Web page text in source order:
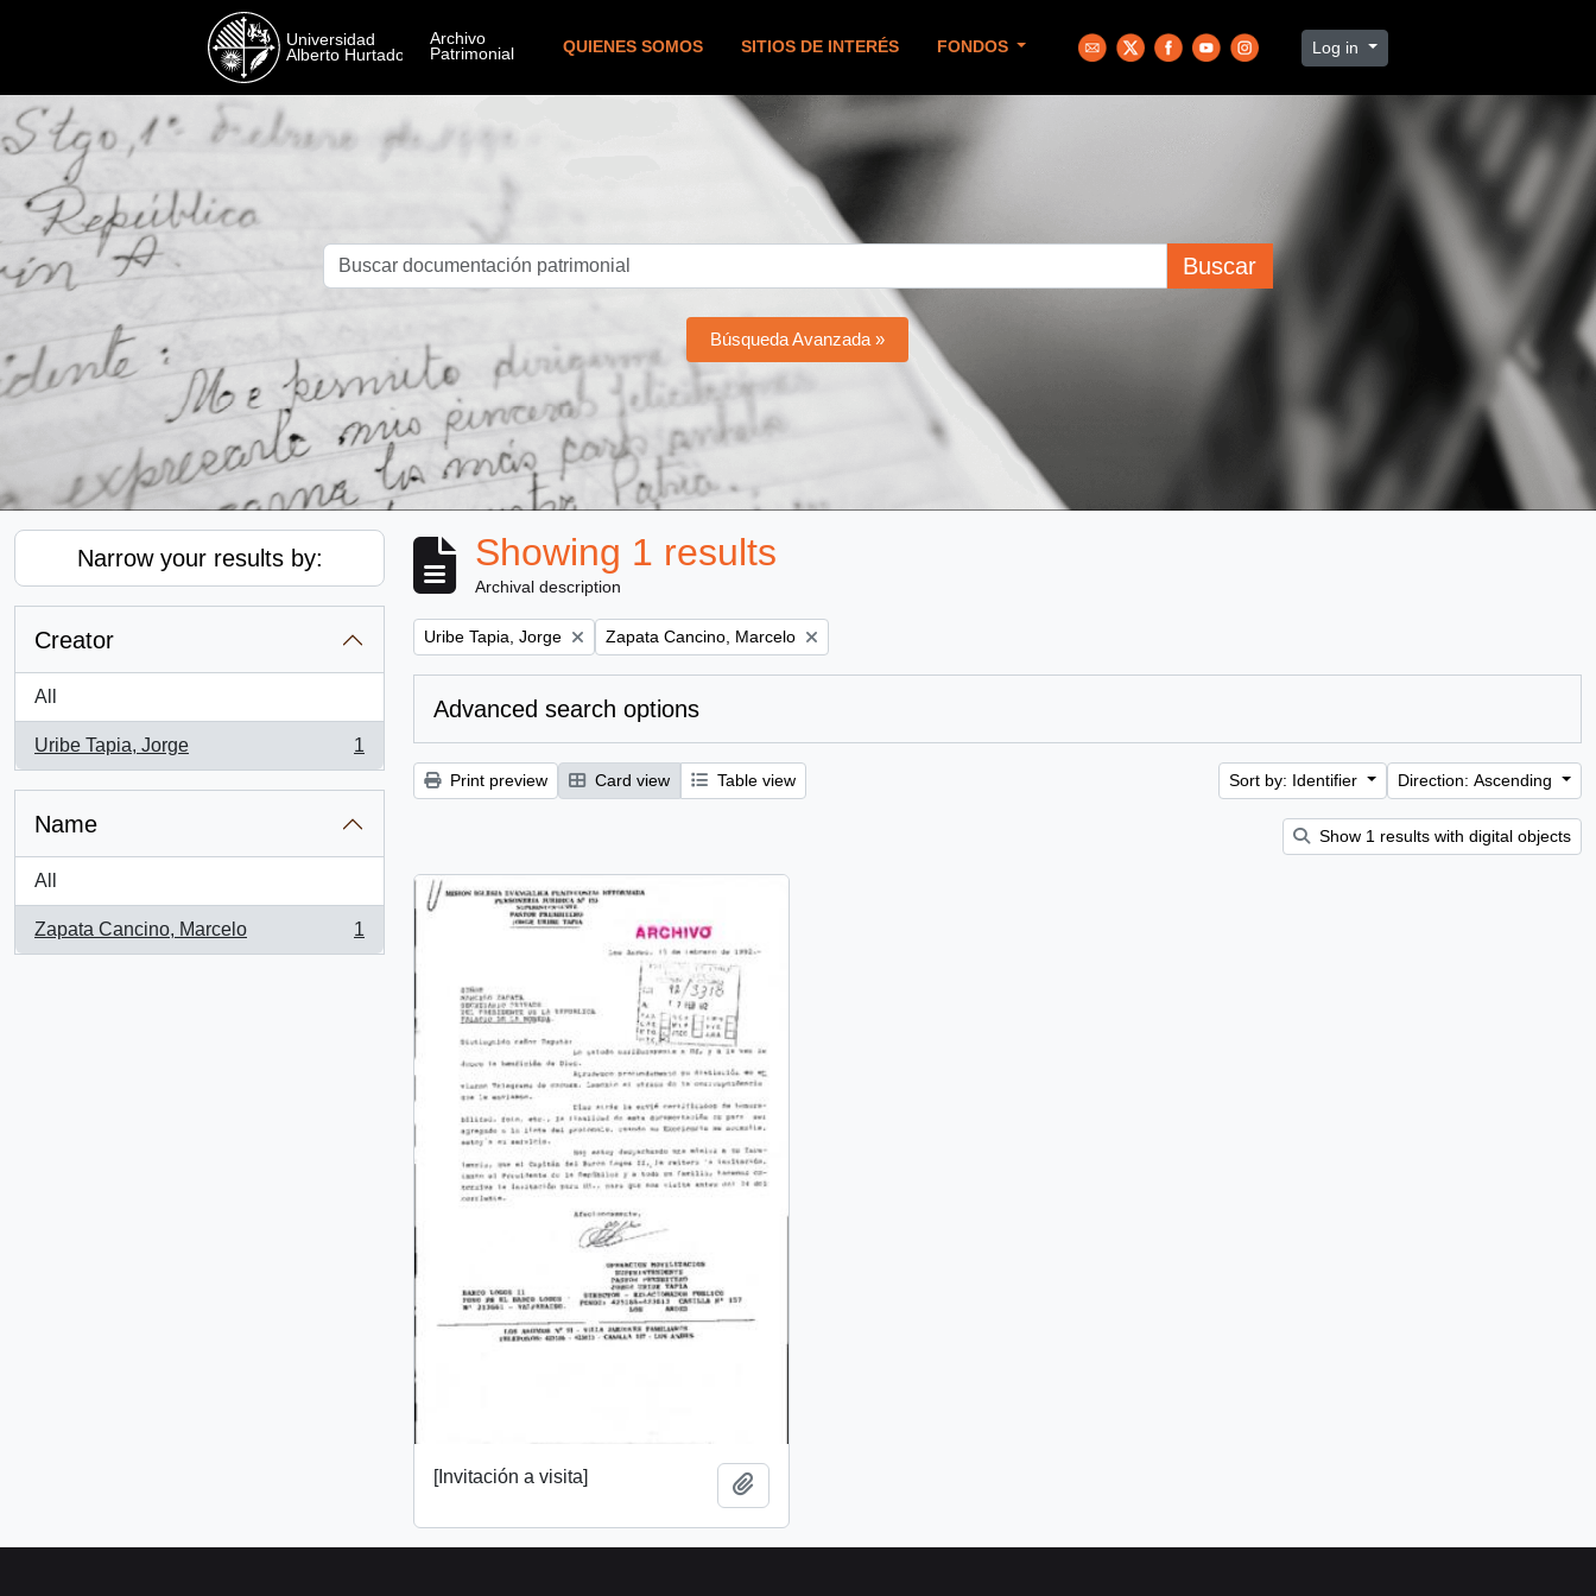
QUIENES SOMOS SITIOS DE INTERÉS FONDOS Log in
Buscar
Búsqueda Avanzada »
Narrow your results by:
Creator
All
Uribe Tapia, Jorge
, 1 results
1
Name
All
Zapata Cancino, Marcelo
, 1 results
1
Showing 1 results
Archival description
Remove filter:
Uribe Tapia, Jorge Remove filter:
Zapata Cancino, Marcelo
Advanced search options
Print preview Card view Table view Sort by: Identifier Direction: Ascending
Show 1 results with digital objects
[Invitación a visita]